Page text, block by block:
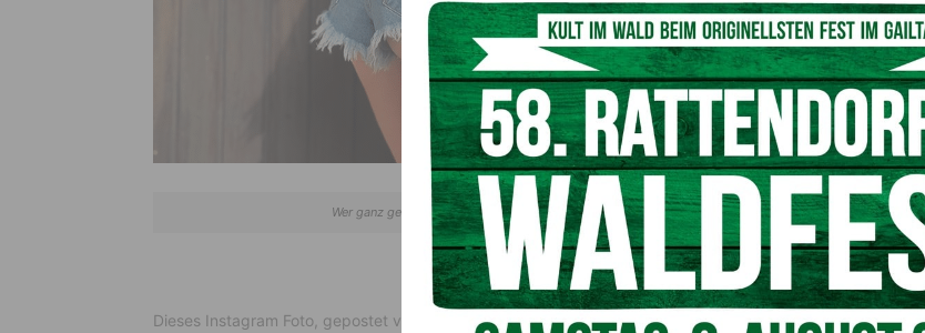
Wer ganz genau schaut, sieht den goldenen Ring an Melissas linker Hand
© Instagram Melissa Naschenweng
Dieses Instagram Foto, gepostet von Melissa persönlich, zeigt die “Alpenbarbie” mit einem wunderschönen